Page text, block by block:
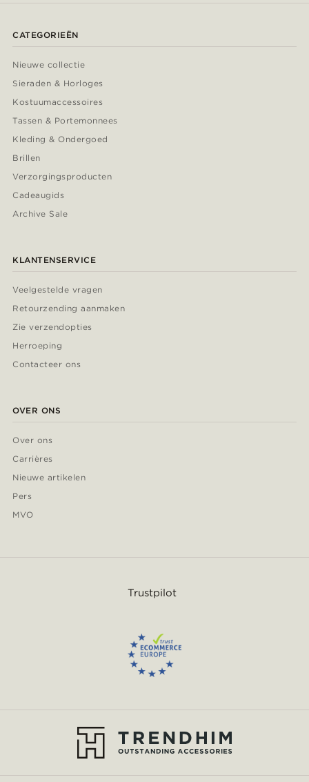
CATEGORIEËN
Nieuwe collectie
Sieraden & Horloges
Kostuumaccessoires
Tassen & Portemonnees
Kleding & Ondergoed
Brillen
Verzorgingsproducten
Cadeaugids
Archive Sale
KLANTENSERVICE
Veelgestelde vragen
Retourzending aanmaken
Zie verzendopties
Herroeping
Contacteer ons
OVER ONS
Over ons
Carrières
Nieuwe artikelen
Pers
MVO
Trustpilot